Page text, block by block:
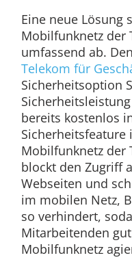
Eine neue Lösung
Mobilfunknetz der
umfassend ab.
Telekom für
Sicherheitsoption
bereits kostenlos
Sicherheitsfeature
Mobilfunknetz der
blockt den Zugriff
Webseiten und
im mobilen Netz,
so verhindert,
Mitarbeitenden
Mobilfunknetz